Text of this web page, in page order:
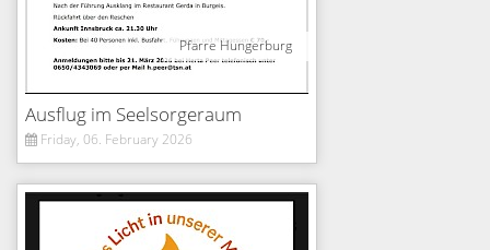
Pfarre Hungerburg
Ausflug im Seelsorgeraum
Friday, 06. February 2026